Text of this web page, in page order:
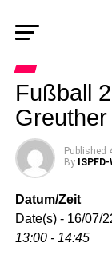
Fußball
Published
By
Datum/Zeit
Date(s) - 16/07/
13:00 - 14:45